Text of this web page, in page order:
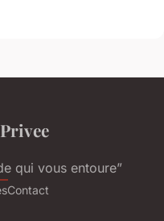
qui vous entoure”
Contact